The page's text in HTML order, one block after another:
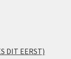
DIT EERST)